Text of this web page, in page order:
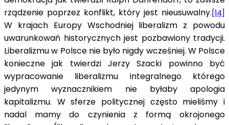
rządzenie poprzez konflikt, który jest nieusuwalny. [14]
W krajach Europy Wschodniej liberalizm z powodu
uwarunkowań historycznych jest pozbawiony tradycji.
Liberalizmu w Polsce nie było nigdy wcześniej. W Polsce
konieczne jak twierdzi Jerzy Szacki powinno być
wypracowanie liberalizmu integralnego którego
jedynym wyznacznikiem nie byłaby apologia
kapitalizmu. W sferze politycznej często mieliśmy i
nadal mamy do czynienia z formą okrojonego